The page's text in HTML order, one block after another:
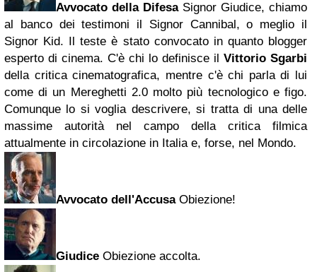
Avvocato della DifesaSignor Giudice, chiamo
al banco dei testimoni il Signor Cannibal, o meglio il
Signor Kid. Il teste è stato convocato in quanto blogger
esperto di cinema. C'è chi lo definisce il Vittorio Sgarbi
della critica cinematografica, mentre c'è chi parla di lui
come di un Mereghetti 2.0 molto più tecnologico e figo.
Comunque lo si voglia descrivere, si tratta di una delle
massime autorità nel campo della critica filmica
attualmente in circolazione in Italia e, forse, nel Mondo.
Avvocato dell'AccusaObiezione!
Giudice Obiezione accolta.